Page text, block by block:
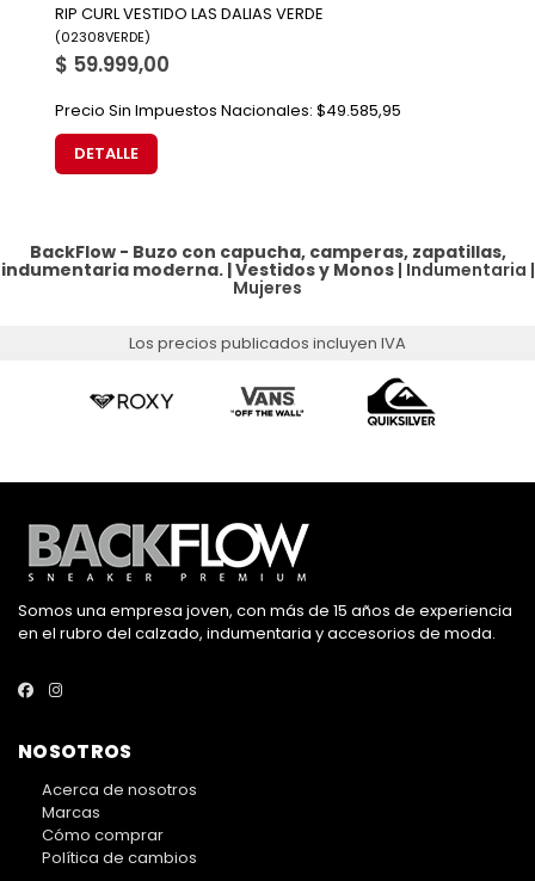
RIP CURL VESTIDO LAS DALIAS VERDE
(02308VERDE)
$ 59.999,00
Precio Sin Impuestos Nacionales: $49.585,95
DETALLE
BackFlow - Buzo con capucha, camperas, zapatillas,
indumentaria moderna. |Vestidos y Monos| Indumentaria |
Mujeres
Los precios publicados incluyen IVA
Somos una empresa joven, con más de 15 años de experiencia
en el rubro del calzado, indumentaria y accesorios de moda.
NOSOTROS
Acerca de nosotros
Marcas
Cómo comprar
Política de cambios